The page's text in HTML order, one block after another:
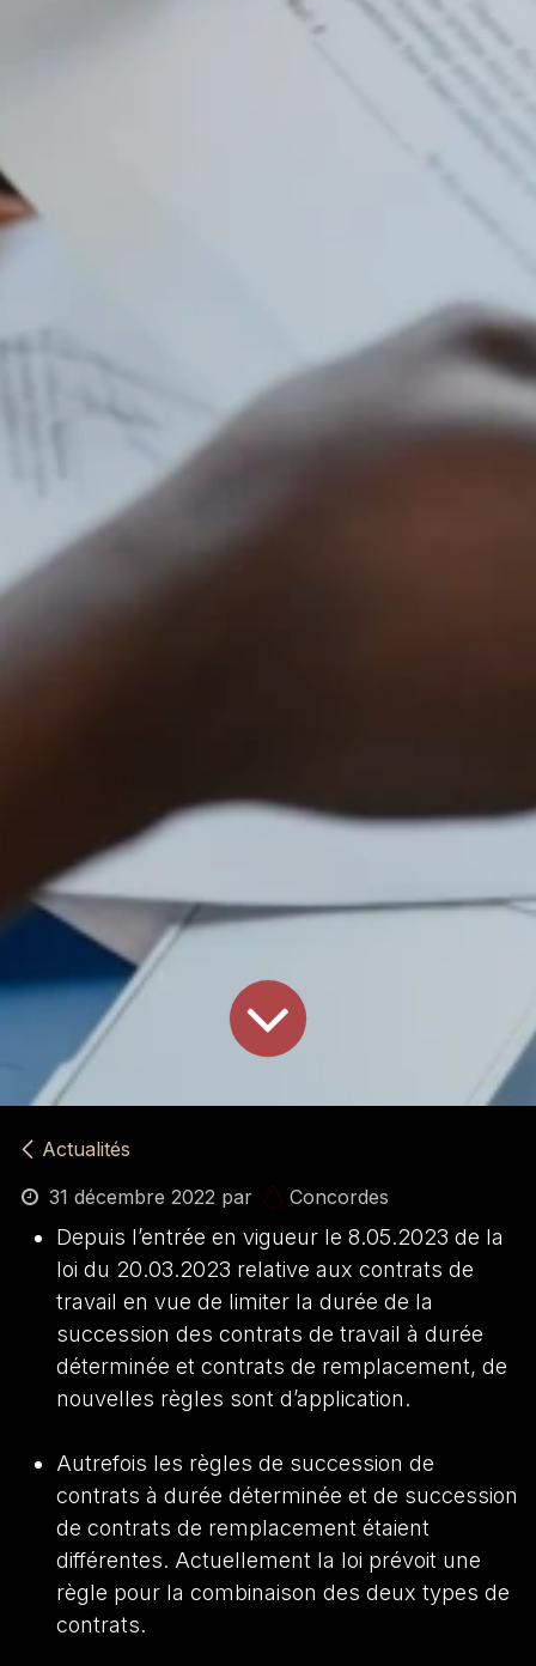
Actualités
31 décembre 2022 par Concordes
Depuis l’entrée en vigueur le 8.05.2023 de la
loi du 20.03.2023 relative aux contrats de
travail en vue de limiter la durée de la
succession des contrats de travail à durée
déterminée et contrats de remplacement, de
nouvelles règles sont d’application.
Autrefois les règles de succession de
contrats à durée déterminée et de succession
de contrats de remplacement étaient
différentes. Actuellement la loi prévoit une
règle pour la combinaison des deux types de
contrats.